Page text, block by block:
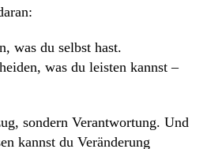
was du selbst hast.
was du leisten kannst –
sondern Verantwortung. Und
kannst du Veränderung